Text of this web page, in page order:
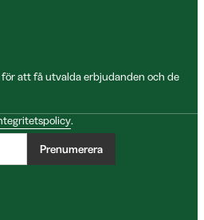
att få utvalda erbjudanden och de
.
Prenumerera